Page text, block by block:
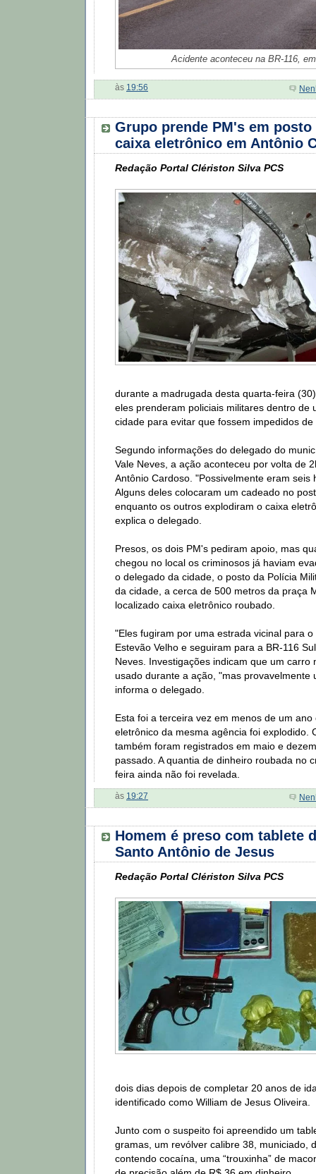
Acidente aconteceu na BR-116,
às 19:56
Grupo prende PM's em posto
caixa eletrônico em Antônio
Redação Portal Clériston Silva PCS
durante a madrugada desta quarta-feira
eles prenderam policiais militares dentro de
cidade para evitar que fossem impedidos
Segundo informações do delegado do
Vale Neves, a ação aconteceu por volta de
Antônio Cardoso. "Possivelmente eram seis
Alguns deles colocaram um cadeado no
enquanto os outros explodiram o caixa
explica o delegado.
Presos, os dois PM's pediram apoio, mas
chegou no local os criminosos já haviam
o delegado da cidade, o posto da Polícia
da cidade, a cerca de 500 metros da praça
localizado caixa eletrônico roubado.
"Eles fugiram por uma estrada vicinal para
Estevão Velho e seguiram para a BR-116
Neves. Investigações indicam que um carro
usado durante a ação, "mas provavelmente
informa o delegado.
Esta foi a terceira vez em menos de um ano
eletrônico da mesma agência foi explodido.
também foram registrados em maio e
passado. A quantia de dinheiro roubada no
feira ainda não foi revelada.
às 19:27
Homem é preso com tablete
Santo Antônio de Jesus
Redação Portal Clériston Silva PCS
dois dias depois de completar 20 anos de
identificado como William de Jesus Oliveira.
Junto com o suspeito foi apreendido um
gramas, um revólver calibre 38, municiado,
contendo cocaína, uma “trouxinha” de